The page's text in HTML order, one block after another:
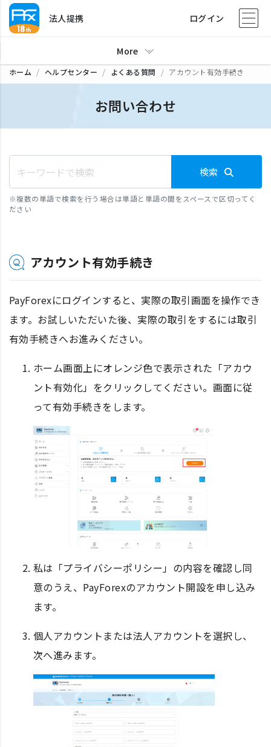
法人提携 ログイン
More
ホーム ヘルプセンター よくある質問 アカウント有効手続き
お問い合わせ
検索
※複数の単語で検索を行う場合は単語と単語の間をスペースで区切ってく
ださい
アカウント有効手続き
PayForexにログインすると、実際の取引画面を操作でき
ます。お試しいただいた後、実際の取引をするには取引
有効手続きへお進みください。
ホーム画面上にオレンジ色で表示された「アカウ
ント有効化」をクリックしてください。画面に従
って有効手続きをします。
私は「プライバシーポリシー」の内容を確認し同
意のうえ、PayForexのアカウント開設を申し込み
ます。
個人アカウントまたは法人アカウントを選択し、
次へ進みます。